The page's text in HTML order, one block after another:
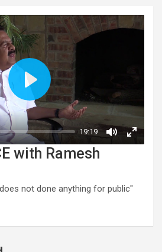
with Ramesh
not done anything for public"